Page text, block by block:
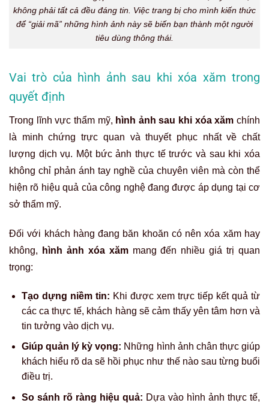
không phải tất cả đều đáng tin. Việc trang bị cho mình kiến thức
để “giải mã” những hình ảnh này sẽ biến bạn thành một người
tiêu dùng thông thái.
Vai trò của hình ảnh sau khi xóa xăm trong
quyết định
Trong lĩnh vực thẩm mỹ, hình ảnh sau khi xóa xăm chính
là minh chứng trực quan và thuyết phục nhất về chất
lượng dịch vụ. Một bức ảnh thực tế trước và sau khi xóa
không chỉ phản ánh tay nghề của chuyên viên mà còn thể
hiện rõ hiệu quả của công nghệ đang được áp dụng tại cơ
sở thẩm mỹ.
Đối với khách hàng đang băn khoăn có nên xóa xăm hay
không,
hình ảnh xóa xămmang đến nhiều giá trị quan
trọng:
Tạo dựng niềm tin: Khi được xem trực tiếp kết quả từ
các ca thực tế, khách hàng sẽ cảm thấy yên tâm hơn và
tin tưởng vào dịch vụ.
Giúp quản lý kỳ vọng: Những hình ảnh chân thực giúp
khách hiểu rõ da sẽ hồi phục như thế nào sau từng buổi
điều trị.
So sánh rõ ràng hiệu quả: Dựa vào hình ảnh thực tế,